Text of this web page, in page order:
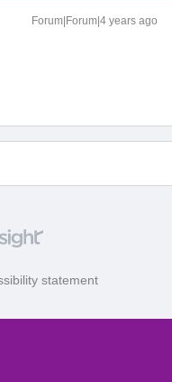
Forum|Forum|4 years ago
statement